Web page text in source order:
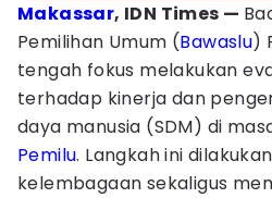
Makassar, IDN Times —
Pemilihan Umum (Bawaslu)
tengah fokus melakukan
terhadap kinerja dan
daya manusia (SDM) di
Pemilu. Langkah ini
kelembagaan sekaligus